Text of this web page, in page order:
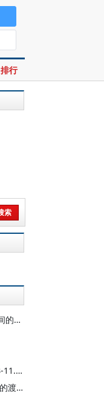
排行
葛剑雄：殉葬品和掘墓人：“文革”期间的中学教师
周尧云：我的初中日记（1971.09.28-11.25）
夏新民：1967之夏：一个“逍遥学生”的渡江前后